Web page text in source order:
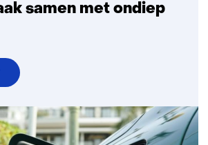
samen met ondiep